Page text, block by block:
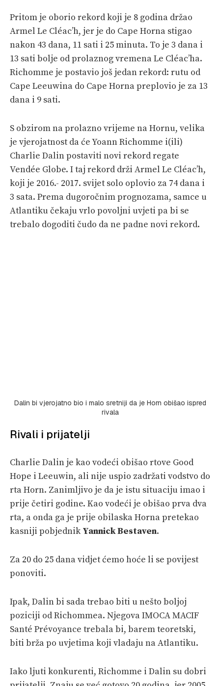
Pritom je oborio rekord koji je 8 godina držao
Armel Le Cléac’h, jer je do Cape Horna stigao
nakon 43 dana, 11 sati i 25 minuta. To je 3 dana i
13 sati bolje od prolaznog vremena Le Cléac’ha.
Richomme je postavio još jedan rekord: rutu od
Cape Leeuwina do Cape Horna preplovio je za 13
dana i 9 sati.
S obzirom na prolazno vrijeme na Hornu, velika
je vjerojatnost da će Yoann Richomme i(ili)
Charlie Dalin postaviti novi rekord regate
Vendée Globe. I taj rekord drži Armel Le Cléac’h,
koji je 2016.- 2017. svijet solo oplovio za 74 dana i
3 sata. Prema dugoročnim prognozama, samce u
Atlantiku čekaju vrlo povoljni uvjeti pa bi se
trebalo dogoditi čudo da ne padne novi rekord.
Dalin bi vjerojatno bio i malo sretniji da je Horn obišao ispred
rivala
Rivali i prijatelji
Charlie Dalin je kao vodeći obišao rtove Good
Hope i Leeuwin, ali nije uspio zadržati vodstvo do
rta Horn. Zanimljivo je da je istu situaciju imao i
prije četiri godine. Kao vodeći je obišao prva dva
rta, a onda ga je prije obilaska Horna pretekao
kasniji pobjednik Yannick Bestaven.
Za 20 do 25 dana vidjet ćemo hoće li se povijest
ponoviti.
Ipak, Dalin bi sada trebao biti u nešto boljoj
poziciji od Richommea. Njegova IMOCA MACIF
Santé Prévoyance trebala bi, barem teoretski,
biti brža po uvjetima koji vladaju na Atlantiku.
Iako ljuti konkurenti, Richomme i Dalin su dobri